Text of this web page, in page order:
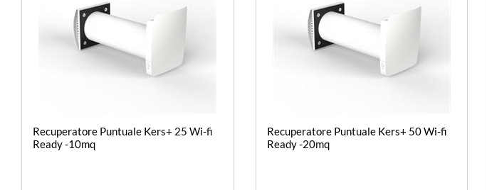
Recuperatore Puntuale Kers+ 25 Wi-fi
Ready -10mq
Recuperatore Puntuale Kers+ 50 Wi-fi
Ready -20mq